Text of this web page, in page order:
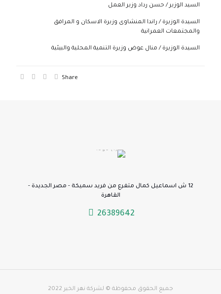
السيد الوزير / حسن رداد وزير العمل
السيدة الوزيرة / راندا المنشاوى وزيرة الاسكان و المرافق
والمجتمعات العمرانية
السيدة الوزيرة / منال عوض وزيرة التنمية المحلية والبيئية
Share
12 ش اسماعيل كمال متفرع من فريد سميكة - مصر الجديدة -
القاهرة
26389642
جميع الحقوق محفوظة © لشركة نهر الخير 2022